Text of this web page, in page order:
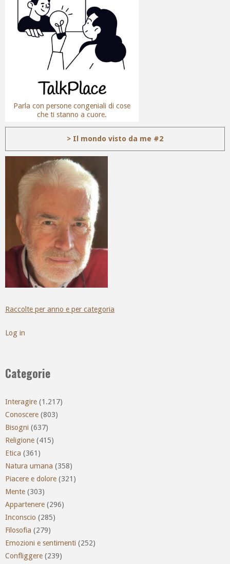
Parla con persone congeniali di cose
che ti stanno a cuore.
> Il mondo visto da me #2
Raccolte per anno e per categoria
Log in
Categorie
Interagire (1.217)
Conoscere (803)
Bisogni (637)
Religione (415)
Etica (361)
Natura umana (358)
Piacere e dolore (321)
Mente (303)
Appartenere (296)
Inconscio (285)
Filosofia (279)
Emozioni e sentimenti (252)
Confliggere (239)